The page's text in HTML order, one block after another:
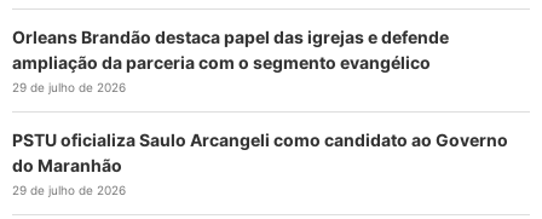
Orleans Brandão destaca papel das igrejas e defende
ampliação da parceria com o segmento evangélico
29 de julho de 2026
PSTU oficializa Saulo Arcangeli como candidato ao Governo
do Maranhão
29 de julho de 2026